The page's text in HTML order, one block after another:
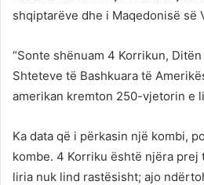
shqiptarëve dhe i Maqedonisë së
“Sonte shënuam 4 Korrikun,
Shteteve të Bashkuara të
amerikan kremton 250-vjetorin e
Ka data që i përkasin një kombi,
kombe. 4 Korriku është njëra prej
liria nuk lind rastësisht; ajo